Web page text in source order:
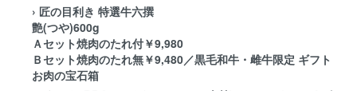
› 匠の目利き 特選牛六撰
艶(つや)600g
Ａセット焼肉のたれ付￥9,980
Ｂセット焼肉のたれ無￥9,480／黒毛和牛・雌牛限定 ギフト
お肉の宝石箱